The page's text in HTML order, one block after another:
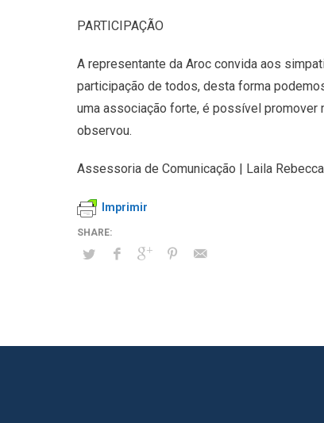
PARTICIPAÇÃO
A representante da Aroc convida aos
participação de todos, desta forma
uma associação forte, é possível promover
observou.
Assessoria de Comunicação | Laila Rebecca
Imprimir